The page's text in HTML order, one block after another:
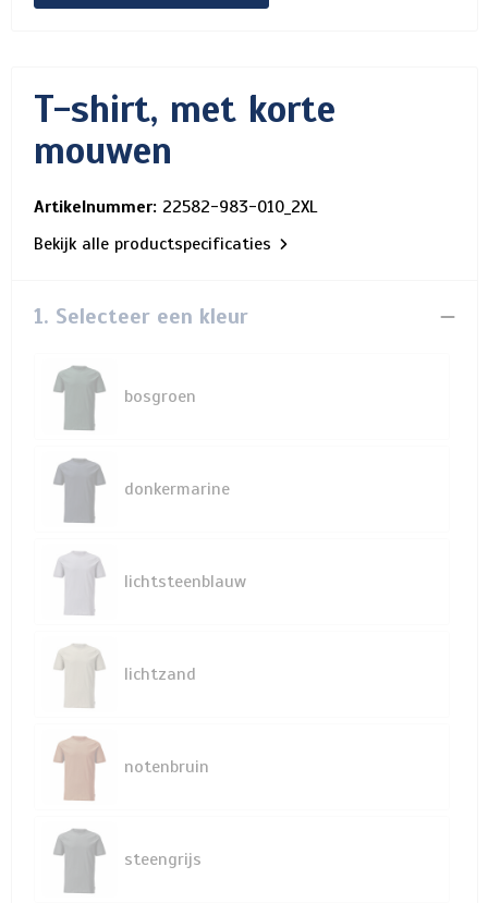
T-shirt, met korte
mouwen
Artikelnummer: 22582-983-010_2XL
Bekijk alle productspecificaties
1. Selecteer een kleur
bosgroen
donkermarine
lichtsteenblauw
lichtzand
notenbruin
steengrijs